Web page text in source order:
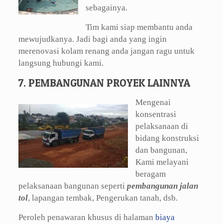
sebagainya.
Tim kami siap membantu anda
mewujudkanya. Jadi bagi anda yang ingin
merenovasi kolam renang anda jangan ragu untuk
langsung hubungi kami.
7. PEMBANGUNAN PROYEK LAINNYA
Mengenai
konsentrasi
pelaksanaan di
bidang konstruksi
dan bangunan,
Kami melayani
beragam
pelaksanaan bangunan seperti pembangunan jalan
tol, lapangan tembak, Pengerukan tanah, dsb.
Peroleh penawaran khusus di halaman biaya